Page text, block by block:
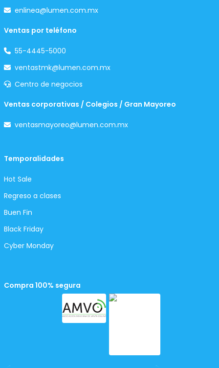
enlinea@lumen.com.mx
Ventas por teléfono
55-4445-5000
ventastmk@lumen.com.mx
Centro de negocios
Ventas corporativas / Colegios / Gran Mayoreo
ventasmayoreo@lumen.com.mx
Temporalidades
Hot Sale
Regreso a clases
Buen Fin
Black Friday
Cyber Monday
Compra 100% segura